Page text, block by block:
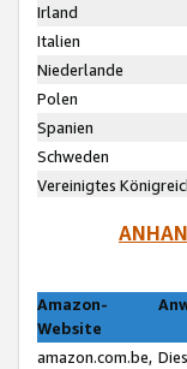
Irland
Italien
Niederlande
Polen
Spanien
Schweden
Vereinigtes
Amazon-
Website
amazon.com.be,